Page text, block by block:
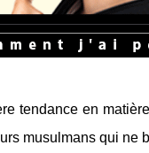
tendance en
musulmans qui